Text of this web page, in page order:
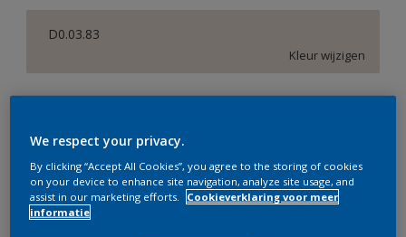
D0.03.83
Kleur wijzigen
1 L
Aantal Verfcalculator
We respect your privacy.
By clicking “Accept All Cookies”, you agree to the storing of cookies
on your device to enhance site navigation, analyze site usage, and
assist in our marketing efforts.
Cookieverklaring voor meer
informatie